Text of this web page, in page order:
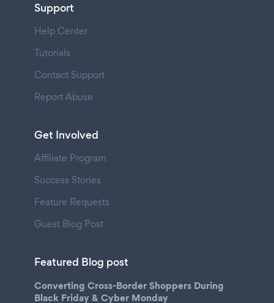
Support
Help Center
Tutorials
Contact Support
Report Abuse
Get Involved
Affiliate Program
Success Stories
Feature Requests
Guest Blog Post
Featured Blog post
Converting Cross-Border Shoppers During
Black Friday & Cyber Monday